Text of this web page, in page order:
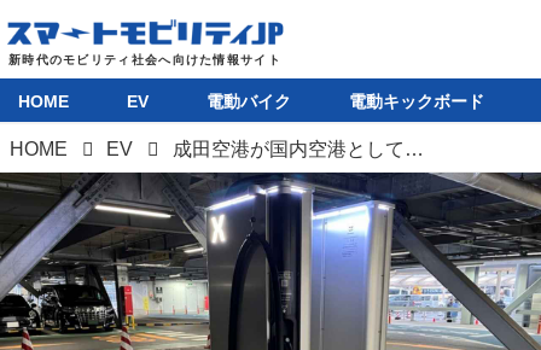
HOME EV 電動バイク 電動キックボード
HOME EV 成田空港が国内空港として初めて超急速充電スポットを開設。国内最速級の150kW対応